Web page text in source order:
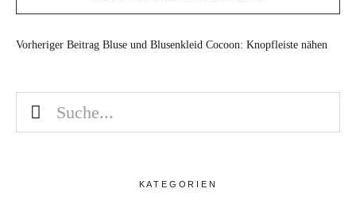
Vorheriger Beitrag Bluse und Blusenkleid Cocoon: Knopfleiste nähen
KATEGORIEN